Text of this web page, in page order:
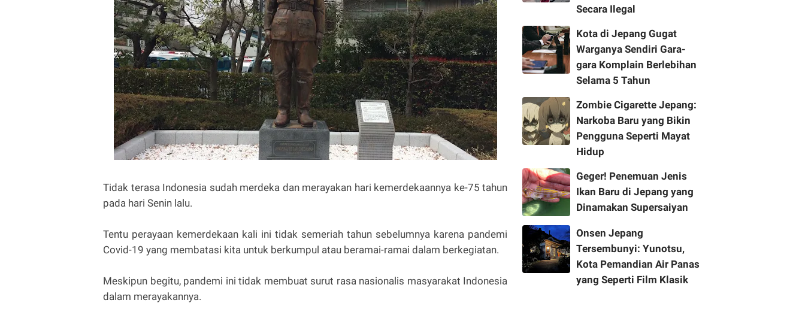
Tidak terasa Indonesia sudah merdeka dan merayakan hari kemerdekaannya ke-75 tahun
pada hari Senin lalu.
Tentu perayaan kemerdekaan kali ini tidak semeriah tahun sebelumnya karena pandemi
Covid-19 yang membatasi kita untuk berkumpul atau beramai-ramai dalam berkegiatan.
Meskipun begitu, pandemi ini tidak membuat surut rasa nasionalis masyarakat Indonesia
dalam merayakannya.
Secara Ilegal
Kota di Jepang Gugat
Warganya Sendiri Gara-
gara Komplain Berlebihan
Selama 5 Tahun
Zombie Cigarette Jepang:
Narkoba Baru yang Bikin
Pengguna Seperti Mayat
Hidup
Geger! Penemuan Jenis
Ikan Baru di Jepang yang
Dinamakan Supersaiyan
Onsen Jepang
Tersembunyi: Yunotsu,
Kota Pemandian Air Panas
yang Seperti Film Klasik